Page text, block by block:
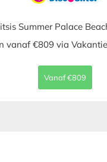
Summer Palace
vanaf €809 via
Vanaf €809